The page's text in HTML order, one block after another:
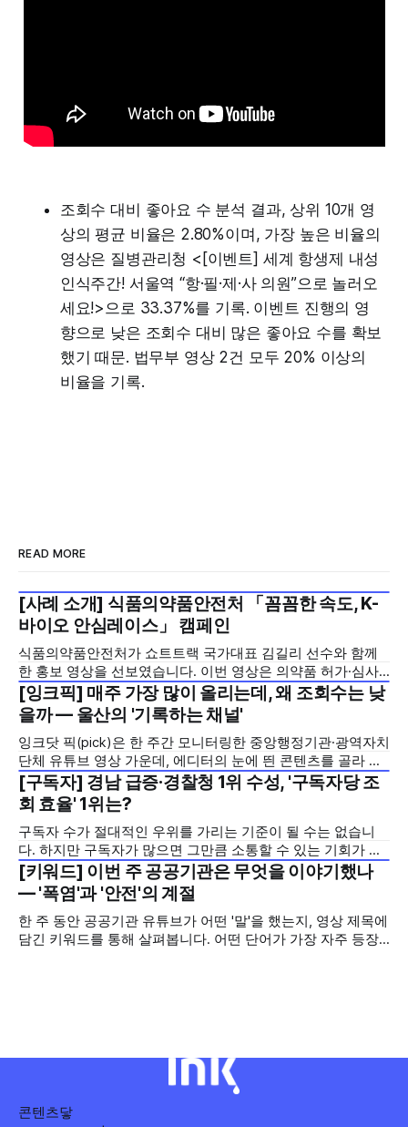
조회수 대비 좋아요 수 분석 결과, 상위 10개 영
상의 평균 비율은 2.80%이며, 가장 높은 비율의
영상은 질병관리청 <[이벤트] 세계 항생제 내성
인식주간! 서울역 “항·필·제·사 의원”으로 놀러오
세요!>으로 33.37%를 기록. 이벤트 진행의 영
향으로 낮은 조회수 대비 많은 좋아요 수를 확보
했기 때문. 법무부 영상 2건 모두 20% 이상의
비율을 기록.
READ MORE
2026년 7월 5주
[사례 소개] 식품의약품안전처 「꼼꼼한 속도, K-
바이오 안심레이스」 캠페인
식품의약품안전처가 쇼트트랙 국가대표 김길리 선수와 함께
한 홍보 영상을 선보였습니다. 이번 영상은 의약품 허가·심사
기간을 기존 420일에서 240일로 단축한 정책을 국민에게 쉽
고 친근하게 알리기 위해 제작한 것으로, 딱딱하게 느껴질 수
있는 규제 정책을, 빙판 위에서 빠른 스피드와 꼼꼼한 준비를
모두 갖춘 김길리 선수의 이미지에 빗대어 풀어낸 것이 특징입
니다. '빠르지만
2026년 7월 5주
[잉크픽] 매주 가장 많이 올리는데, 왜 조회수는 낮
을까 — 울산의 '기록하는 채널'
잉크닷 픽(pick)은 한 주간 모니터링한 중앙행정기관·광역자치
단체 유튜브 영상 가운데, 에디터의 눈에 띈 콘텐츠를 골라 그
시도와 의미를 들여다보는 코너입니다. 조회수 순위표 맨 위에
오르지는 못했지만, 다른 채널이 가지 않은 길을 택한 콘텐츠
를 소개합니다. 이번 주는 특정 영상 한 편이 아니라, 채널 하나
의 '변화'를 이야기하려
2026년 7월 5주
[구독자] 경남 급증·경찰청 1위 수성, '구독자당 조
회 효율' 1위는?
구독자 수가 절대적인 우위를 가리는 기준이 될 수는 없습니
다. 하지만 구독자가 많으면 그만큼 소통할 수 있는 기회가 많
아집니다. 소통은 곧 채널의 신뢰로 이어집니다. 억지로 구독
자를 확보하기보다는 소통하는, 그래서 충성도 높은 구독자를
다수 확보하길 바라는 마음을 담아, 중앙행정기관과 광역자치
단체 유튜브 채널의 구독자를 월 단위로 분석합니다. 중앙행정
기관과 광역자치단체 유튜브 채널의 구독자를 통합하여
2026년 7월 5주
[키워드] 이번 주 공공기관은 무엇을 이야기했나
— '폭염'과 '안전'의 계절
한 주 동안 공공기관 유튜브가 어떤 '말'을 했는지, 영상 제목에
담긴 키워드를 통해 살펴봅니다. 어떤 단어가 가장 자주 등장
콘텐츠닿